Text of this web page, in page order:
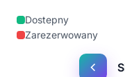
Dostepny
Zarezerwowany